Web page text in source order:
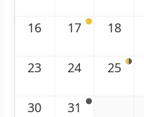
16 17 18
23 24 25
30 31